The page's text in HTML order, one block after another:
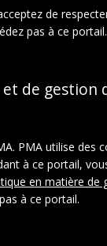
de
pas à ce portail.
de gestion
PMA utilise des
à ce portail,
en matière de
à ce portail.